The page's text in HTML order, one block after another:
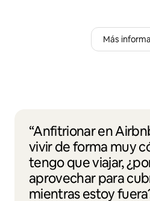
Más
“Anfitrionar en
vivir de forma muy
tengo que viajar,
aprovechar para
mientras estoy